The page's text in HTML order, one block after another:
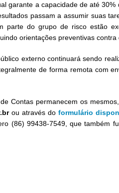
garante a capacidade de até
passam a assumir suas
parte do grupo de risco estão
orientações preventivas contra
externo continuará sendo
de forma remota com
Contas permanecem os
ou através doformulário
(86) 99438-7549, que também